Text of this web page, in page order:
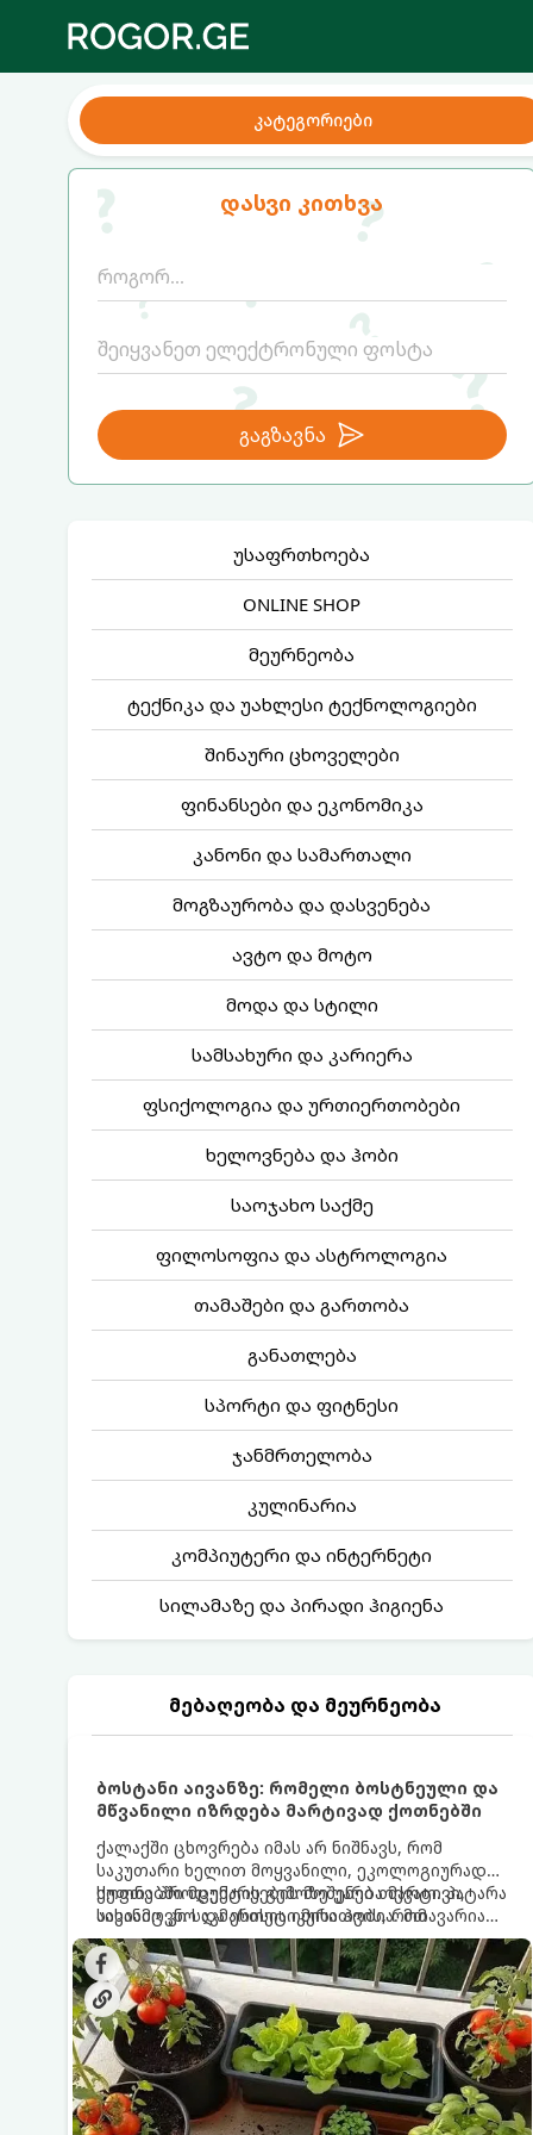
კატეგორიები
დასვი კითხვა
გაგზავნა
უსაფრთხოება
ONLINE SHOP
მეურნეობა
ტექნიკა და უახლესი ტექნოლოგიები
შინაური ცხოველები
ფინანსები და ეკონომიკა
კანონი და სამართალი
მოგზაურობა და დასვენება
ავტო და მოტო
მოდა და სტილი
სამსახური და კარიერა
ფსიქოლოგია და ურთიერთობები
ხელოვნება და ჰობი
საოჯახო საქმე
ფილოსოფია და ასტროლოგია
თამაშები და გართობა
განათლება
სპორტი და ფიტნესი
ჯანმრთელობა
კულინარია
კომპიუტერი და ინტერნეტი
სილამაზე და პირადი ჰიგიენა
მებაღეობა და მეურნეობა
ბოსტანი აივანზე: რომელი ბოსტნეული და
მწვანილი იზრდება მარტივად ქოთნებში
ქალაქში ცხოვრება იმას არ ნიშნავს, რომ
საკუთარი ხელით მოყვანილი, ეკოლოგიურად
სუფთა პროდუქტის გემოზე უარი თქვათ. პატარა
აივანიც კი საკმარისია იმისათვის, რომ
მოიწყოთ მინი-ბოსტანი, საიდანაც
ყოველდღიურად ახალ, არომატულ მწვანილსა
და ბოსტნეულს მოკრეფთ.
ქოთნებში მცენარეების მოშენება მარტივი,
სასიამოვნო და ესთეტიკური ჰობია. მთავარია
იცოდეთ, რომელი კულტურები ეგუებიან
ქოთნის პირობებს ყველაზე კარგად და როგორ
მოუაროთ მათ სწორად.